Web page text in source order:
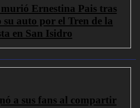
murió Ernestina Pais tras
auto por el Tren de la
en San Isidro
a sus fans al compartir